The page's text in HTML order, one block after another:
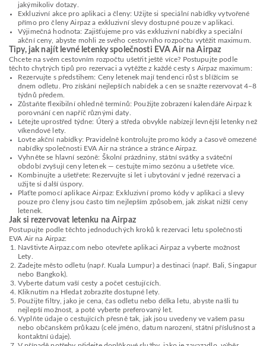
jakýmikoliv dotazy.
Exkluzivní akce pro aplikaci a členy: Užijte si speciální nabídky vytvořené
přímo pro členy Airpaz a exkluzivní slevy dostupné pouze v aplikaci.
Výjimečná hodnota: Zajišťujeme pro vás exkluzivní nabídky a speciální
akční ceny, abyste mohli ze svého cestovního rozpočtu vytěžit maximum.
Tipy, jak najít levné letenky společnosti EVA Air na Airpaz
Chcete na svém cestovním rozpočtu ušetřit ještě více? Postupujte podle
těchto chytrých tipů pro rezervaci a vytěžte z každé cesty s Airpaz maximum:
Rezervujte s předstihem: Ceny letenek mají tendenci růst s blížícím se
dnem odletu. Pro získání nejlepších nabídek a cen se snažte rezervovat 4–8
týdnů předem.
Zůstaňte flexibilní ohledně termínů: Použijte zobrazení kalendáře Airpaz k
porovnání cen napříč různými daty.
Létejte uprostřed týdne: Úterý a středa obvykle nabízejí levnější letenky než
víkendové lety.
Lovte akční nabídky: Pravidelně kontrolujte promo kódy a časově omezené
nabídky společnosti EVA Air na stránce a stránce Airpaz.
Vyhněte se hlavní sezóně: Školní prázdniny, státní svátky a sváteční
období zvyšují ceny letenek — cestujte mimo sezónu a ušetřete více.
Kombinujte a ušetřete: Rezervujte si let i ubytování v jedné rezervaci a
užijte si další úspory.
Plaťte pomocí aplikace Airpaz: Exkluzivní promo kódy v aplikaci a slevy
pouze pro členy jsou často tím nejlepším způsobem, jak získat nižší ceny
letenek.
Jak si rezervovat letenku na Airpaz
Postupujte podle těchto jednoduchých kroků k rezervaci letu společnosti
EVA Air na Airpaz:
Navštivte Airpaz.com nebo otevřete aplikaci Airpaz a vyberte možnost
Lety.
Zadejte město odletu (např. Kuala Lumpur) a destinaci (např. Bali, Singapur
nebo Bangkok).
Vyberte datum vaší cesty a počet cestujících.
Kliknutím na Hledat zobrazíte dostupné lety.
Použijte filtry, jako je cena, čas odletu nebo délka letu, abyste našli tu
nejlepší možnost, a poté vyberte preferovaný let.
Vyplňte údaje o cestujících přesně tak, jak jsou uvedeny ve vašem pasu
nebo občanském průkazu (celé jméno, datum narození, státní příslušnost a
kontaktní údaje).